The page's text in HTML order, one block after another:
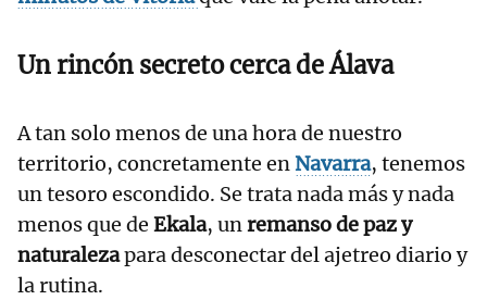
Un rincón secreto cerca de Álava
A tan solo menos de una hora de nuestro
territorio, concretamente en Navarra, tenemos
un tesoro escondido. Se trata nada más y nada
menos que de Ekala, unremanso de paz y
naturalezapara desconectar del ajetreo diario y
la rutina.